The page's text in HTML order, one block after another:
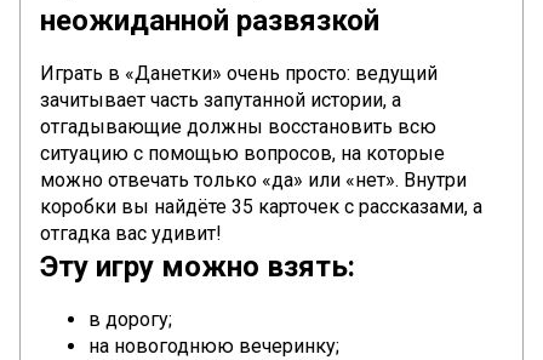
неожиданной развязкой
Играть в «Данетки» очень просто: ведущий
зачитывает часть запутанной истории, а
отгадывающие должны восстановить всю
ситуацию с помощью вопросов, на которые
можно отвечать только «да» или «нет». Внутри
коробки вы найдёте 35 карточек с рассказами, а
отгадка вас удивит!
Эту игру можно взять:
в дорогу;
на новогоднюю вечеринку;